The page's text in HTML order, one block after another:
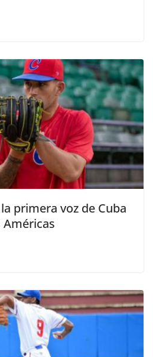
primera voz de Cuba
Américas